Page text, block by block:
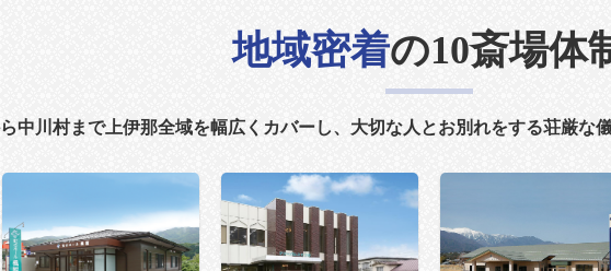
地域密着の10斎場体
中川村まで上伊那全域を幅広くカバーし、大切な人とお別れをする荘厳な